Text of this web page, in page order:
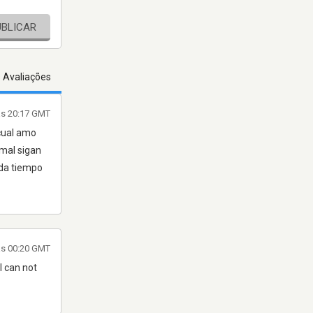
Avaliações
amo
sigan
tiempo
20:17 GMT
can not
00:20 GMT